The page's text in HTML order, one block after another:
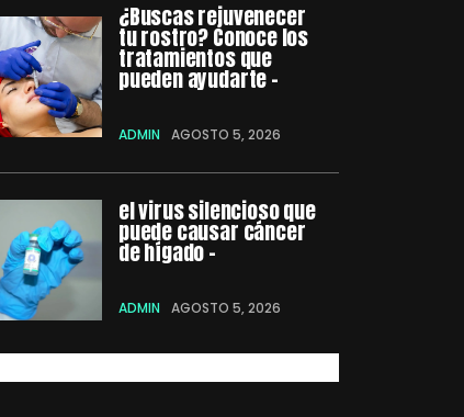
¿Buscas rejuvenecer
tu rostro? Conoce los
tratamientos que
pueden ayudarte –
ADMIN AGOSTO 5, 2026
el virus silencioso que
puede causar cáncer
de hígado –
ADMIN AGOSTO 5, 2026